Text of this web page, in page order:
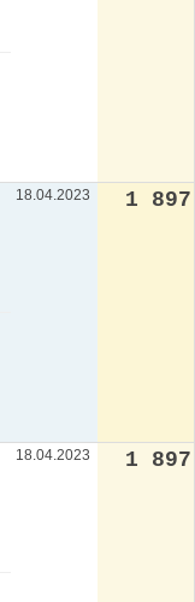
18.04.2023 1 897
18.04.2023 1 897